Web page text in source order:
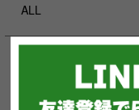
ALL
CATEGORY